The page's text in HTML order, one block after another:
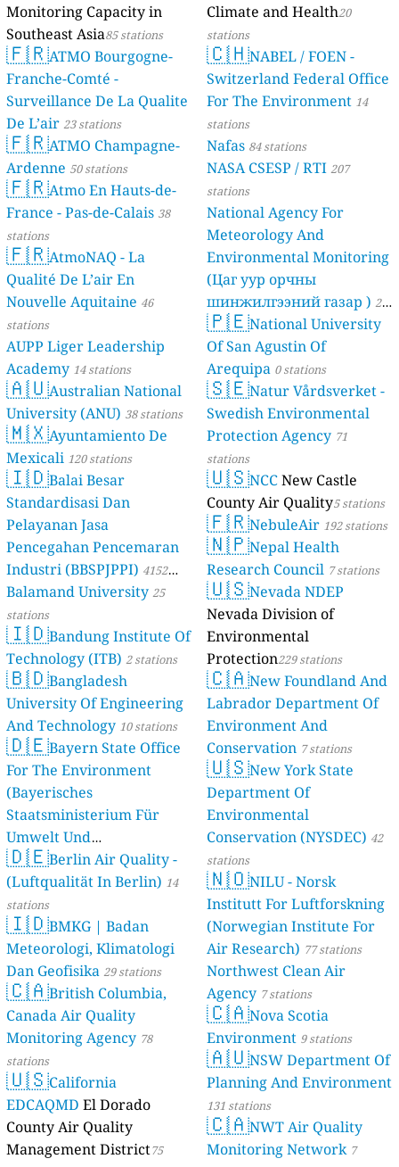
Monitoring Capacity in
Southeast Asia85 stations
🇫🇷ATMO Bourgogne-
Franche-Comté -
Surveillance De La Qualite
De L’air 23 stations
🇫🇷ATMO Champagne-
Ardenne 50 stations
🇫🇷Atmo En Hauts-de-
France - Pas-de-Calais 38
stations
🇫🇷AtmoNAQ - La
Qualité De L’air En
Nouvelle Aquitaine 46
stations
AUPP Liger Leadership
Academy 14 stations
🇦🇺Australian National
University (ANU) 38 stations
🇲🇽Ayuntamiento De
Mexicali 120 stations
🇮🇩Balai Besar
Standardisasi Dan
Pelayanan Jasa
Pencegahan Pencemaran
Industri (BBSPJPPI) 4152
stations
Balamand University25
stations
🇮🇩Bandung Institute Of
Technology (ITB) 2 stations
🇧🇩Bangladesh
University Of Engineering
And Technology 10 stations
🇩🇪Bayern State Office
For The Environment
(Bayerisches
Staatsministerium Für
Umwelt Und
Verbraucherschutz) - LfU
46 stations
🇩🇪Berlin Air Quality -
(Luftqualität In Berlin) 14
stations
🇮🇩BMKG | Badan
Meteorologi, Klimatologi
Dan Geofisika 29 stations
🇨🇦British Columbia,
Canada Air Quality
Monitoring Agency 78
stations
🇺🇸California
EDCAQMD El Dorado
County Air Quality
Management District75
Climate and Health20
stations
🇨🇭NABEL / FOEN -
Switzerland Federal Office
For The Environment 14
stations
Nafas 84 stations
NASA CSESP / RTI 207
stations
National Agency For
Meteorology And
Environmental Monitoring
(Цаг уур орчны
шинжилгээний газар ) 21
stations
🇵🇪National University
Of San Agustin Of
Arequipa 0 stations
🇸🇪Natur Vårdsverket -
Swedish Environmental
Protection Agency 71
stations
🇺🇸NCCNew Castle
County Air Quality5 stations
🇫🇷NebuleAir 192 stations
🇳🇵Nepal Health
Research Council 7 stations
🇺🇸Nevada NDEP
Nevada Division of
Environmental
Protection229 stations
🇨🇦New Foundland And
Labrador Department Of
Environment And
Conservation 7 stations
🇺🇸New York State
Department Of
Environmental
Conservation (NYSDEC) 42
stations
🇳🇴NILU - Norsk
Institutt For Luftforskning
(Norwegian Institute For
Air Research) 77 stations
Northwest Clean Air
Agency 7 stations
🇨🇦Nova Scotia
Environment 9 stations
🇦🇺NSW Department Of
Planning And Environment
131 stations
🇨🇦NWT Air Quality
Monitoring Network 7